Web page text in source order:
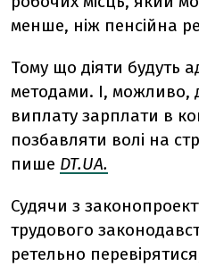
менше, ніж пенсійна
Тому що діяти будуть
методами. І, можливо,
виплату зарплати в
позбавляти волі на
пише DT.UA.
Судячи з
трудового
ретельно